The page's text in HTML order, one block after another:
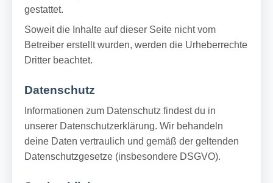
gestattet.
Soweit die Inhalte auf dieser Seite nicht vom
Betreiber erstellt wurden, werden die Urheberrechte
Dritter beachtet.
Datenschutz
Informationen zum Datenschutz findest du in
unserer Datenschutzerklärung. Wir behandeln
deine Daten vertraulich und gemäß der geltenden
Datenschutzgesetze (insbesondere DSGVO).